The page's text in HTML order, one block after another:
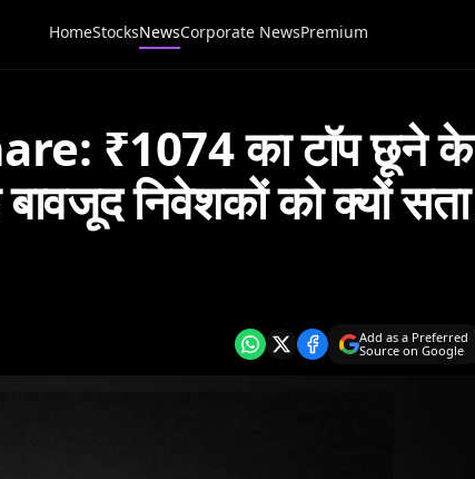
HomeStocksNewsCorporate NewsPremium
₹1074 का टॉप छूने के
निवेशकों को क्यों सता
Add as a Preferred
Source on Google